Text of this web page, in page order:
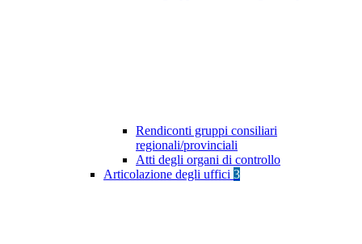
Rendiconti gruppi consiliari
regionali/provinciali
Atti degli organi di controllo
Articolazione degli uffici 3